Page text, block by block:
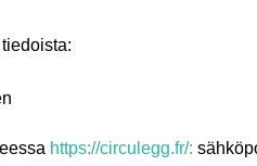
https://circulegg.fr/: